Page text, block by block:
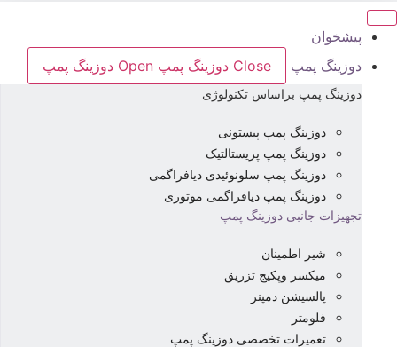
پیشخوان
دوزینگ پمپ
Close دوزینگ پمپ Open دوزینگ پمپ
دوزینگ پمپ براساس تکنولوژی
دوزینگ پمپ پیستونی
دوزینگ پمپ پریستالتیک
دوزینگ پمپ سلونوئیدی دیافراگمی
دوزینگ پمپ دیافراگمی موتوری
تجهیزات جانبی دوزینگ پمپ
شیر اطمینان
میکسر وپکیج تزریق
پالسیشن دمپنر
فلومتر
تعمیرات تخصصی دوزینگ پمپ